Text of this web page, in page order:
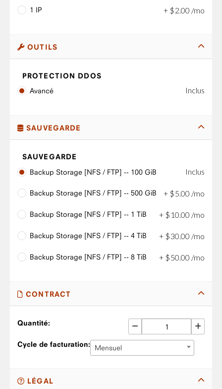
1 IP + $2 00 /mo
OUTILS
PROTECTION DDOS
Avancé
Inclus
SAUVEGARDE
SAUVEGARDE
Backup Storage [NFS / FTP] -- 100 GiB
Inclus
Backup Storage [NFS / FTP] -- 500 GiB + $5.00 /mo
Backup Storage [NFS / FTP] -- 1 TiB + $ 10.00 /mo
Backup Storage [NFS / FTP] -- 4 TiB + $30.00 /mo
Backup Storage [NFS / FTP] -- 8 TiB + $50.00 /mo
CONTRACT
Quantité:
Cycle de facturation: Mensuel
LÉGAL